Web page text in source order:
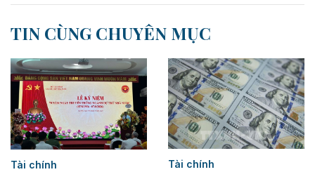
TIN CÙNG CHUYÊN MỤC
Tài chính Tài chính